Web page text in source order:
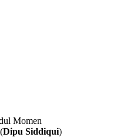
Momen
Dipu Siddiqui)